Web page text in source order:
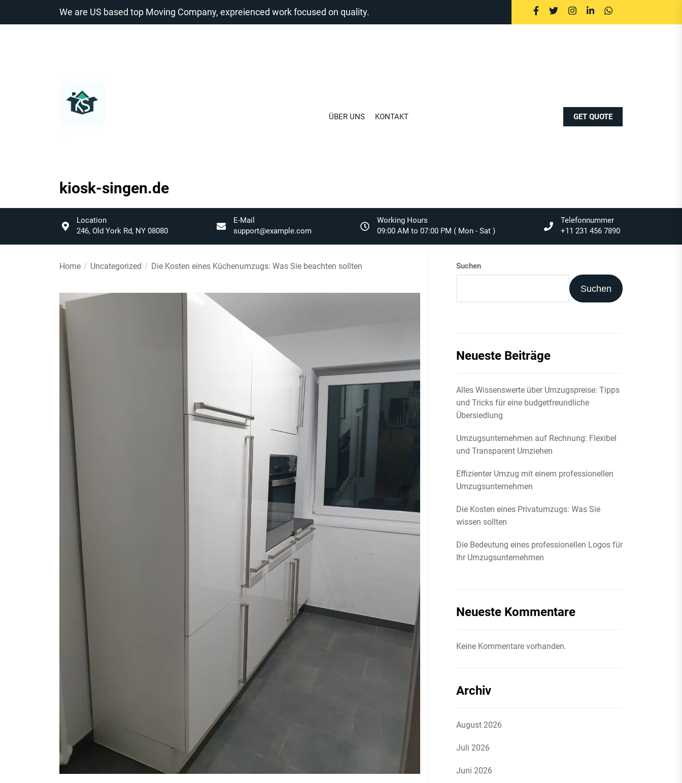
We are US based top Moving Company, expreienced work focused on quality.
kiosk-
kiosk-singen.de
ÜBER UNS KONTAKT GET QUOTE
Location
246, Old York Rd, NY 08080
E-Mail
support@example.com
Working Hours
09:00 AM to 07:00 PM ( Mon - Sat )
Telefonnummer
+11 231 456 7890
Home Uncategorized Die Kosten eines Küchenumzugs: Was Sie beachten sollten Suchen
Suchen
Neueste Beiträge
Alles Wissenswerte über Umzugspreise: Tipps
und Tricks für eine budgetfreundliche
Übersiedlung
Umzugsunternehmen auf Rechnung: Flexibel
und Transparent Umziehen
Effizienter Umzug mit einem professionellen
Umzugsunternehmen
Die Kosten eines Privatumzugs: Was Sie
wissen sollten
Die Bedeutung eines professionellen Logos für
Ihr Umzugsunternehmen
Neueste Kommentare
Keine Kommentare vorhanden.
Archiv
August 2026
Juli 2026
Juni 2026